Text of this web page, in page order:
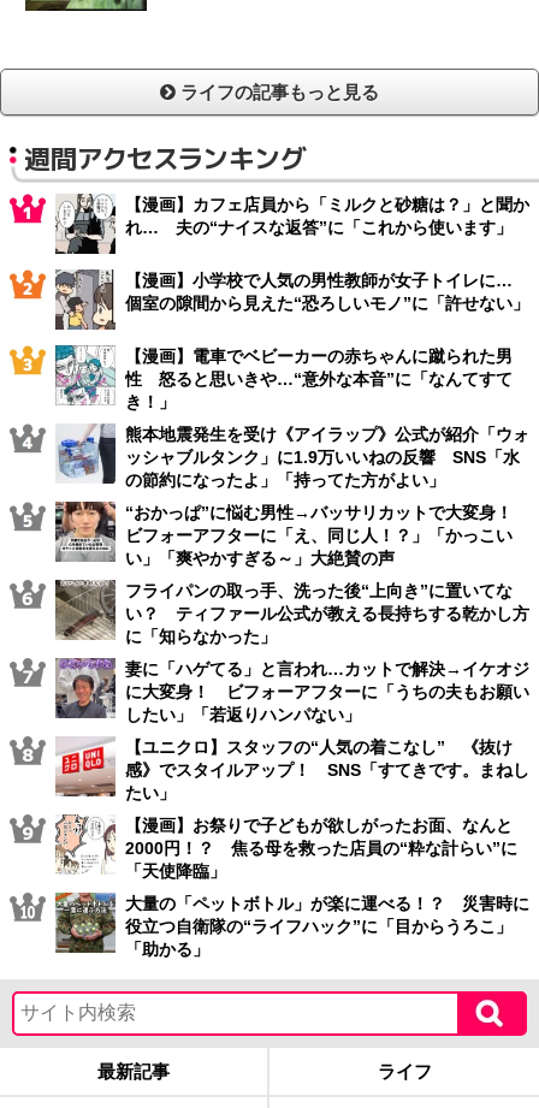
ライフの記事もっと見る
週間アクセスランキング
【漫画】カフェ店員から「ミルクと砂糖は？」と聞か
れ… 夫の“ナイスな返答”に「これから使います」
【漫画】小学校で人気の男性教師が女子トイレに…
個室の隙間から見えた“恐ろしいモノ”に「許せない」
【漫画】電車でベビーカーの赤ちゃんに蹴られた男
性 怒ると思いきや…“意外な本音”に「なんてすて
き！」
熊本地震発生を受け《アイラップ》公式が紹介「ウォ
ッシャブルタンク」に1.9万いいねの反響 SNS「水
の節約になったよ」「持ってた方がよい」
“おかっぱ”に悩む男性→バッサリカットで大変身！
ビフォーアフターに「え、同じ人！？」「かっこい
い」「爽やかすぎる～」大絶賛の声
フライパンの取っ手、洗った後“上向き”に置いてな
い？ ティファール公式が教える長持ちする乾かし方
に「知らなかった」
妻に「ハゲてる」と言われ…カットで解決→イケオジ
に大変身！ ビフォーアフターに「うちの夫もお願い
したい」「若返りハンパない」
【ユニクロ】スタッフの“人気の着こなし” 《抜け
感》でスタイルアップ！ SNS「すてきです。まねし
たい」
【漫画】お祭りで子どもが欲しがったお面、なんと
2000円！？ 焦る母を救った店員の“粋な計らい”に
「天使降臨」
大量の「ペットボトル」が楽に運べる！？ 災害時に
役立つ自衛隊の“ライフハック”に「目からうろこ」
「助かる」
最新記事 ライフ